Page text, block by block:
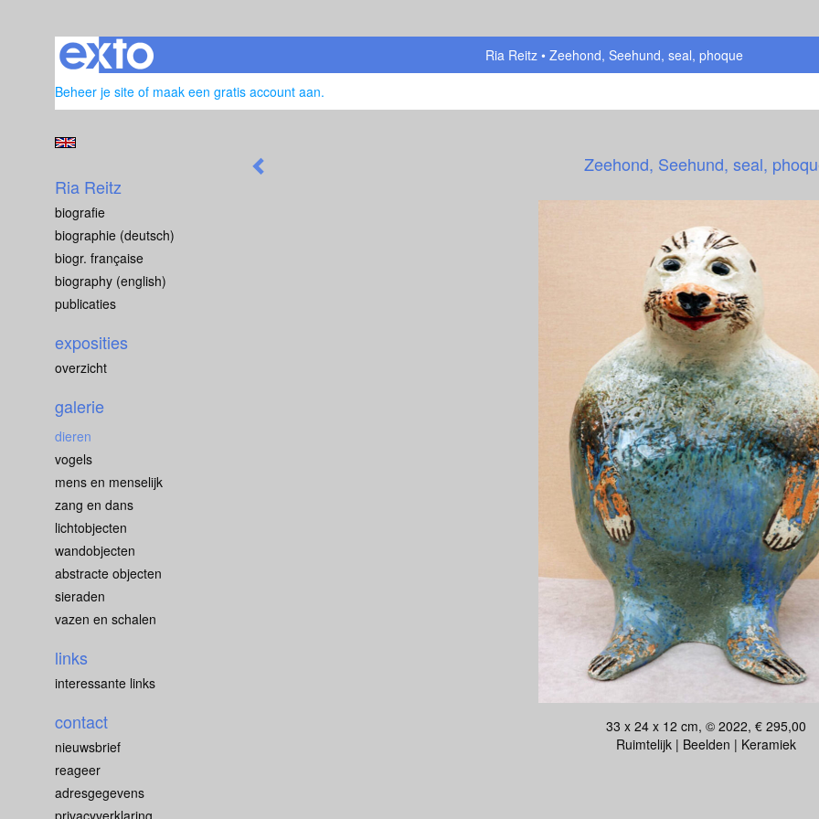
Ria Reitz
Zeehond, Seehund, seal, phoque
Beheer je site of maak een gratis account aan.
Zeehond, Seehund, seal,
33 x 24 x 12 cm, © 2022, € 295,00
Ruimtelijk | Beelden | Keramiek
Ria Reitz
biografie
biographie (deutsch)
biogr. française
biography (english)
publicaties
exposities
overzicht
galerie
dieren
vogels
mens en menselijk
zang en dans
lichtobjecten
wandobjecten
abstracte objecten
sieraden
vazen en schalen
links
interessante links
contact
nieuwsbrief
reageer
adresgegevens
privacyverklaring